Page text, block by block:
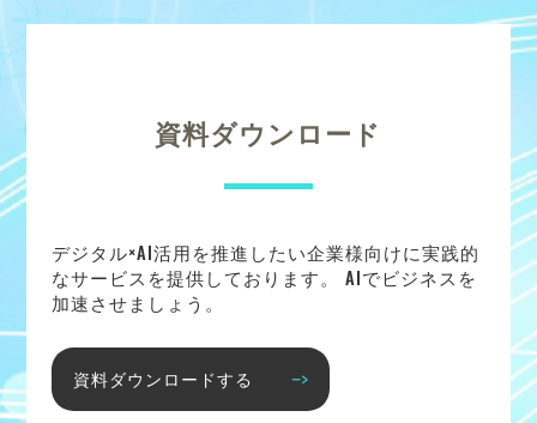
資料ダウンロード
デジタル×AI活用を推進したい企業様向けに実践的
なサービスを提供しております。 AIでビジネスを
加速させましょう。
資料ダウンロードする